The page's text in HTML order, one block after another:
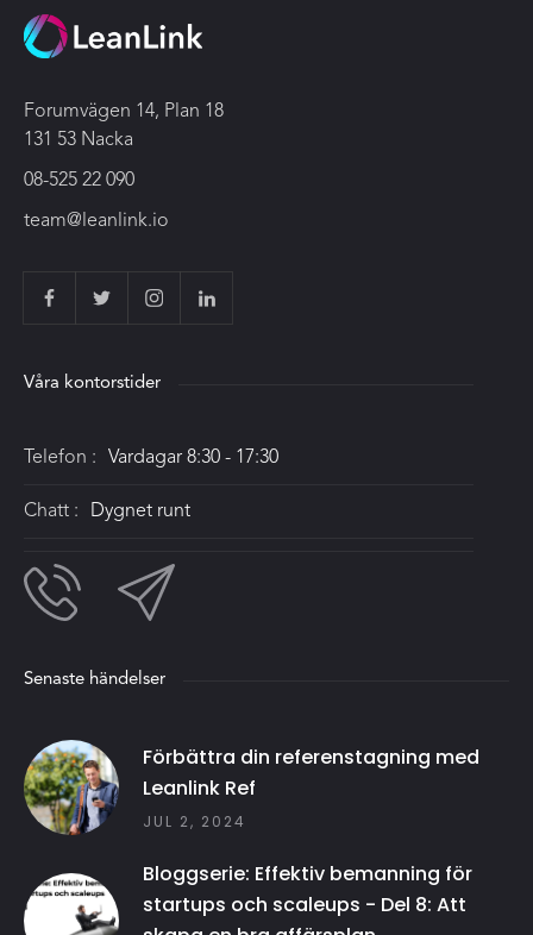
Forumvägen 14, Plan 18
131 53 Nacka
08-525 22 090
team@leanlink.io
Våra kontorstider
Telefon : Vardagar 8:30 - 17:30
Chatt : Dygnet runt
Senaste händelser
Förbättra din referenstagning med
Leanlink Ref
JUL 2, 2024
Bloggserie: Effektiv bemanning för
startups och scaleups - Del 8: Att